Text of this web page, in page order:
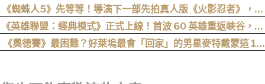
遭全網撻伐！
《蜘蛛人5》先等等！導演下一部先拍真人版《火影忍者》，電
影目前仍處於前製階段
《英雄聯盟：經典模式》正式上線！首波 60 英雄重返峽谷，阿
卡莉、凱能、慎下一波加入
《奧德賽》最困難？好萊塢最會「回家」的男星麥特戴蒙這 12